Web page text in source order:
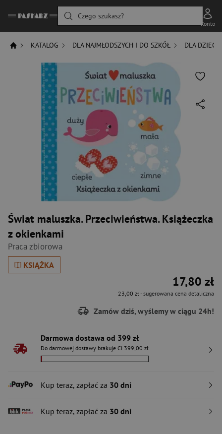
Czego szukasz?
Konto
KATALOG DLA NAJMŁODSZYCH I DO SZKÓŁ DLA DZIECI
Świat maluszka. Przeciwieństwa. Książeczka
z okienkami
Praca zbiorowa
KSIĄŻKA
17,80 zł
23,00 zł- sugerowana cena detaliczna
Zamów dziś, wyślemy w ciągu 24h!
Darmowa dostawa od 399 zł
Do darmowej dostawy brakuje Ci 399,00 zł
Kup teraz, zapłać za 30 dni
Kup teraz, zapłać za 30 dni